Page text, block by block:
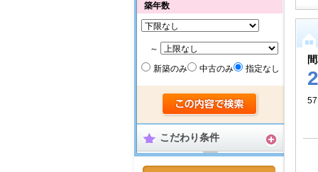
築年数
～
新築のみ
中古のみ 指定なし
こだわり条件